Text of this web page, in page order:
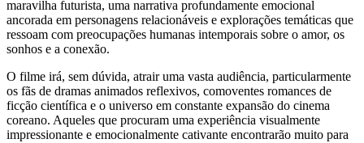
maravilha futurista, uma narrativa profundamente emocional
ancorada em personagens relacionáveis e explorações temáticas que
ressoam com preocupações humanas intemporais sobre o amor, os
sonhos e a conexão.
O filme irá, sem dúvida, atrair uma vasta audiência, particularmente
os fãs de dramas animados reflexivos, comoventes romances de
ficção científica e o universo em constante expansão do cinema
coreano. Aqueles que procuram uma experiência visualmente
impressionante e emocionalmente cativante encontrarão muito para